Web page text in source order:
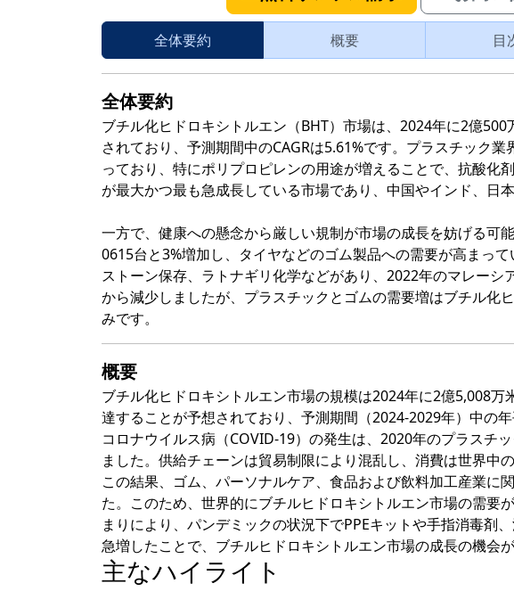
全体要約 概要 目
全体要約
ブチル化ヒドロキシトルエン（BHT）市場は、2024年に2億
されており、予測期間中のCAGRは5.61%です。プラスチック
っており、特にポリプロピレンの用途が増えることで、抗酸化
が最大かつ最も急成長している市場であり、中国やインド、日
一方で、健康への懸念から厳しい規制が市場の成長を妨げる可
0615台と3%増加し、タイヤなどのゴム製品への需要が高まっ
ストーン保存、ラトナギリ化学などがあり、2022年のマレー
から減少しましたが、プラスチックとゴムの需要増はブチル化
みです。
概要
ブチル化ヒドロキシトルエン市場の規模は2024年に2億5,008
達することが予想されており、予測期間（2024-2029年）中の年
コロナウイルス病（COVID-19）の発生は、2020年のプラスチ
ました。供給チェーンは貿易制限により混乱し、消費は世界中
この結果、ゴム、パーソナルケア、食品および飲料加工産業に
た。このため、世界的にブチルヒドロキシトルエン市場の需要
まりにより、パンデミックの状況下でPPEキットや手指消毒剤
急増したことで、ブチルヒドロキシトルエン市場の成長の機会が
主なハイライト